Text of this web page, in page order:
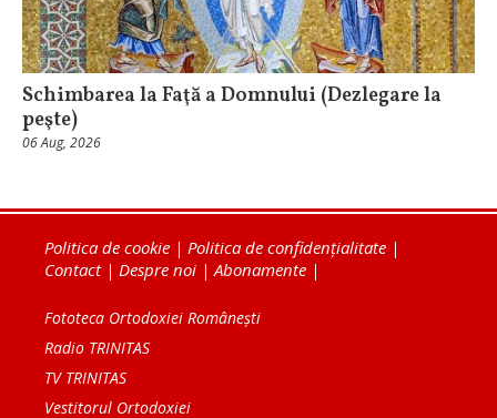
Schimbarea la Faţă a Domnului (Dezlegare la
peşte)
06 Aug, 2026
Politica de cookie | Politica de confidențialitate |
Contact| Despre noi | Abonamente |
Fototeca Ortodoxiei Românești
Radio TRINITAS
TV TRINITAS
Vestitorul Ortodoxiei